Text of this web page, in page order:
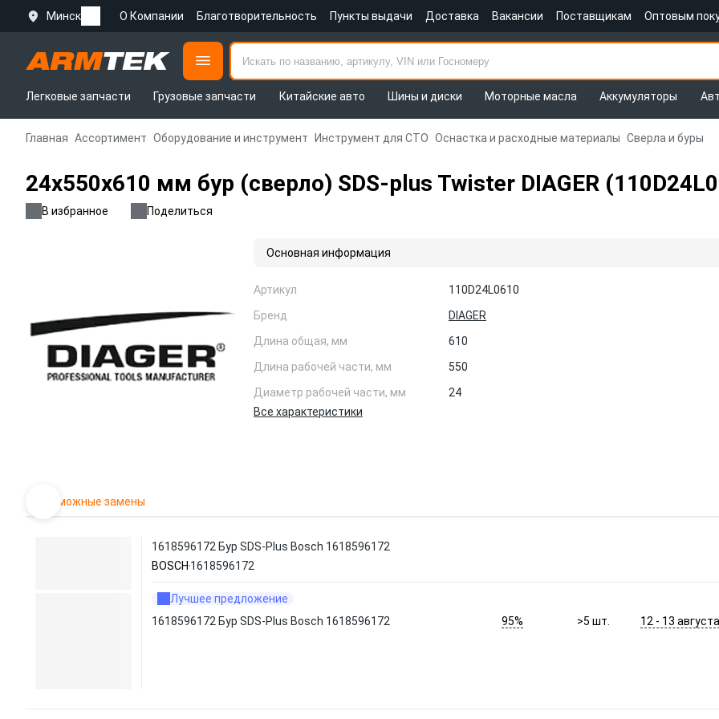
Минск О Компании Благотворительность Пункты выдачи Доставка Вакансии Поставщикам Оптовым
Легковые запчасти
Грузовые запчасти Китайские авто Шины и диски Моторные масла Аккумуляторы
Главная Ассортимент Оборудование и инструмент Инструмент для СТО Оснастка и расходные материалы Сверла и буры
24х550х610 мм бур (сверло) SDS-plus Twister DIAGER
В избранное Поделиться
Основная информация
Артикул
110D24L0610
Бренд
DIAGER
Длина общая, мм
610
Длина рабочей части, мм
550
Диаметр рабочей части, мм
24
Все характеристики
Возможные замены
1618596172 Бур SDS-Plus Bosch 1618596172
BOSCH 1618596172
Лучшее предложение
1618596172 Бур SDS-Plus Bosch 1618596172
95% >5шт. 12 - 13 августа